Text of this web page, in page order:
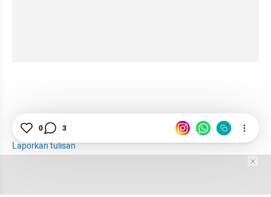
Laporkan tulisan
0 3